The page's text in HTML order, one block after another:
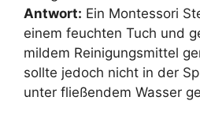
Antwort: Ein Montessori
einem feuchten Tuch und
mildem Reinigungsmittel
sollte jedoch nicht in der
unter fließendem Wasser